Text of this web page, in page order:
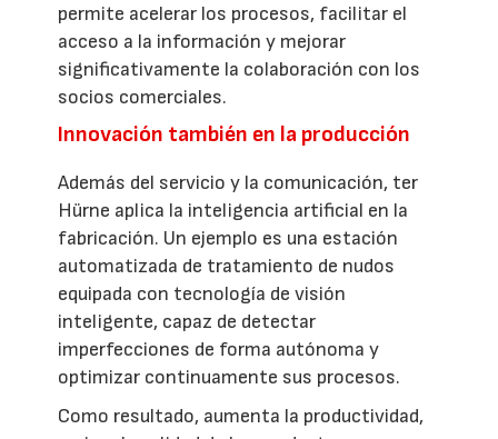
permite acelerar los procesos, facilitar el
acceso a la información y mejorar
significativamente la colaboración con los
socios comerciales.
Innovación también en la producción
Además del servicio y la comunicación, ter
Hürne aplica la inteligencia artificial en la
fabricación. Un ejemplo es una estación
automatizada de tratamiento de nudos
equipada con tecnología de visión
inteligente, capaz de detectar
imperfecciones de forma autónoma y
optimizar continuamente sus procesos.
Como resultado, aumenta la productividad,